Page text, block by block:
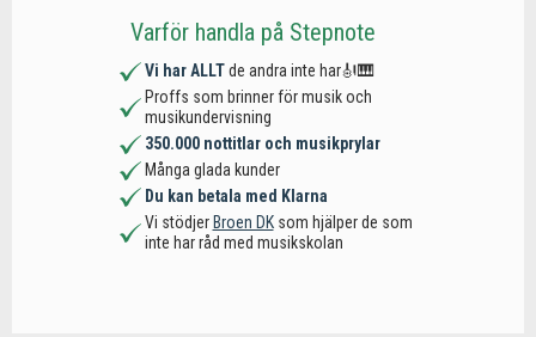
Varför handla på Stepnote
Vi har ALLTde andra inte har🎻🎹
Proffs som brinner för musik och
musikundervisning
350.000 nottitlar och musikprylar
Många glada kunder
Du kan betala med Klarna
Vi stödjer Broen DKsom hjälper de som
inte har råd med musikskolan